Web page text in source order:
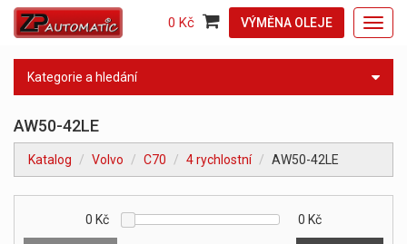
VÝMĚNA OLEJE
0 Kč
Kategorie a hledání
AW50-42LE
Katalog Volvo C70 4 rychlostní AW50-42LE
0 Kč 0 Kč